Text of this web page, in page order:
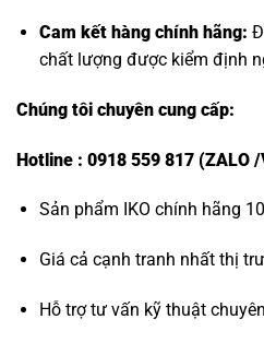
Cam kết hàng chính hãng:
chất lượng được kiểm định
Chúng tôi chuyên cung cấp:
Hotline : 0918 559 817 (ZALO /
Sản phẩm IKO chính hãng
Giá cả cạnh tranh nhất thị
Hỗ trợ tư vấn kỹ thuật